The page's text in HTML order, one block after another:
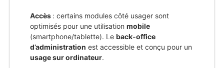
Accès : certains modules côté usager sont
optimisés pour une utilisation mobile
(smartphone/tablette). Le back‑office
d’administration est accessible et conçu pour un
usage sur ordinateur.